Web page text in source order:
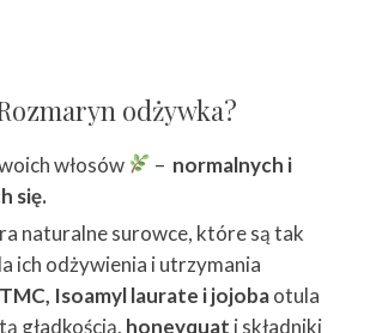
odżywka?
włosów – normalnych i
się.
naturalne surowce, które są tak
ich odżywienia i utrzymania
Isoamyl laurate i jojobaotula
gładkością, honeyquat i składniki